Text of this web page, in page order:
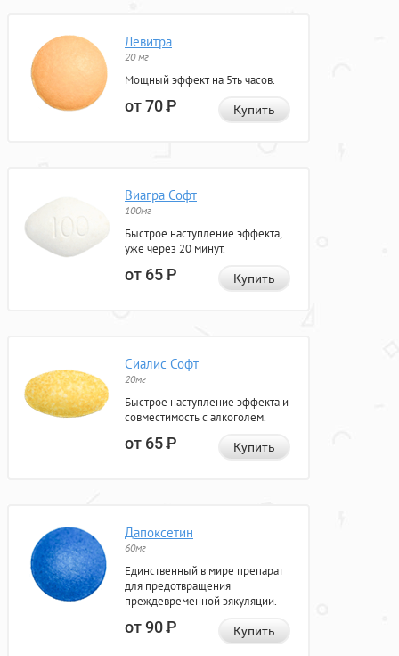
Левитра
20 мг
Мощный эффект на 5ть часов.
от 70Р Купить
Виагра Софт
100мг
Быстрое наступление эффекта,
уже через 20 минут.
от 65Р Купить
Сиалис Софт
20мг
Быстрое наступление эффекта и
совместимость с алкоголем.
от 65Р Купить
Дапоксетин
60мг
Единственный в мире препарат
для предотвращения
преждевременной эякуляции.
от 90Р Купить